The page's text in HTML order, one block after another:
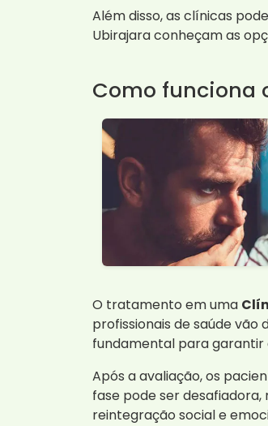
Além disso, as clínicas
Ubirajara conheçam as
Como funciona
O tratamento em uma
profissionais de saúde
fundamental para garantir
Após a avaliação, os
fase pode ser
reintegração social e